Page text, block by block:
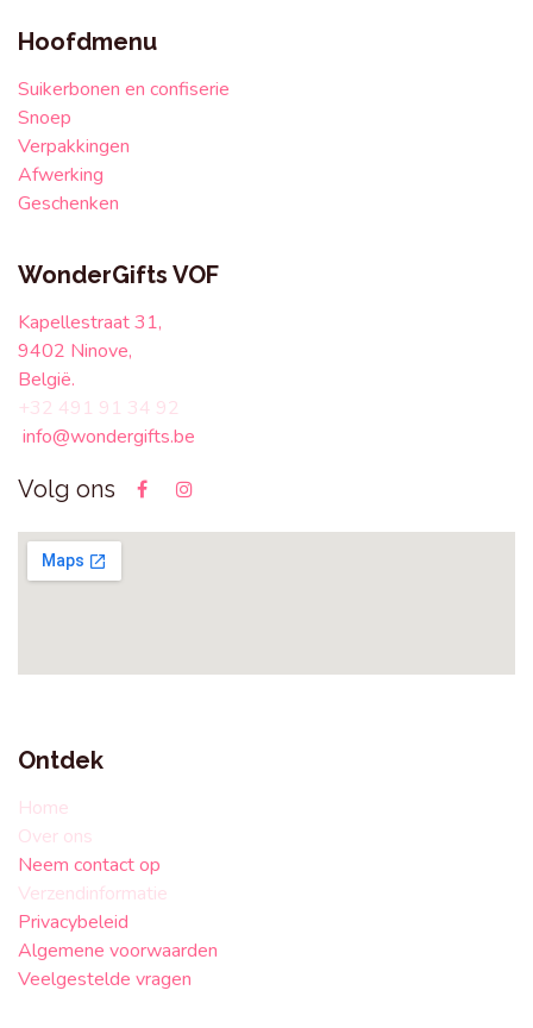
Hoofdmenu
Suikerbonen en confiserie
Snoep
Verpakkingen
Afwerking
Geschenken
WonderGifts VOF
Kapellestraat 31,
9402 Ninove,
België.
+32 491 91 34 92
info@wondergifts.be
Volg ons
Ontdek
Home
Over ons
Neem contact op
Verzendinformatie
Privacybeleid
Algemene voorwaarden
Veelgestelde vragen